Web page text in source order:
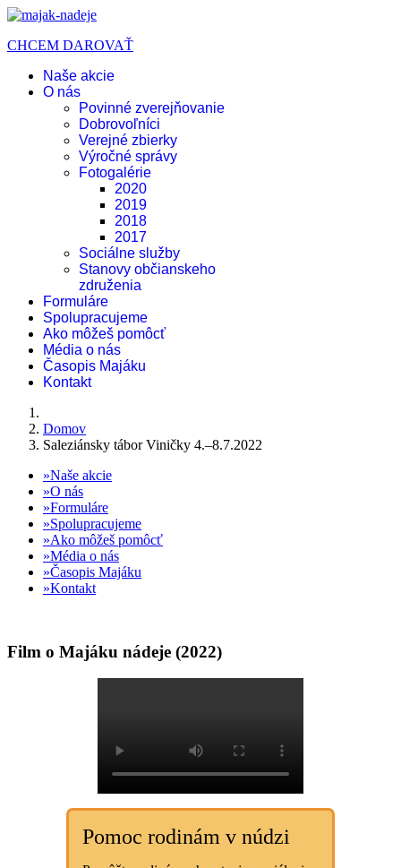
CHCEM DAROVAŤ
Naše akcie
O nás
Povinné zverejňovanie
Dobrovoľníci
Verejné zbierky
Výročné správy
Fotogalérie
2020
2019
2018
2017
Sociálne služby
Stanovy občianskeho
združenia
Formuláre
Spolupracujeme
Ako môžeš pomôcť
Média o nás
Časopis Majáku
Kontakt
Domov
Saleziánsky tábor Viničky 4.–8.7.2022
Naše akcie
O nás
Formuláre
Spolupracujeme
Ako môžeš pomôcť
Média o nás
Časopis Majáku
Kontakt
Film o Majáku nádeje (2022)